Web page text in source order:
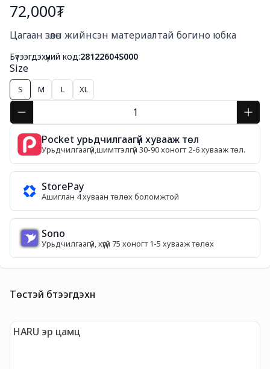
72,000₮
Цагаан зөөлөн жийнсэн материалтай богино юбка
Бүтээгдэхүүний код:28122604S000
Size
S M L XL
Pocket урьдчилгаагүй хувааж төл
Урьдчилгаагүй,шимтгэлгүй 30-90 хоногт 2-6 хувааж төл.
StorePay
Ашиглан 4 хуваан төлөх боломжтой
Sono
Урьдчилгаагүй, хүүгүй 75 хоногт 1-5 хувааж төлөх
Төстэй бүтээгдэхүүн
HARU эр цамц